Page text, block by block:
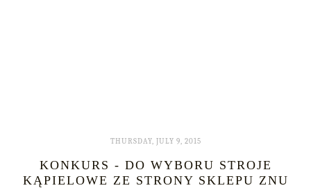
THURSDAY, JULY 9, 2015
KONKURS - DO WYBORU STROJE
KĄPIELOWE ZE STRONY SKLEPU ZNU